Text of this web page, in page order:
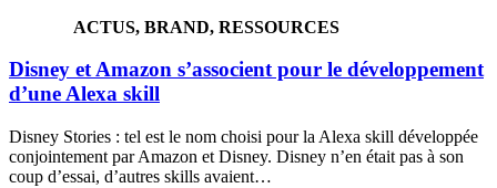
ACTUS, BRAND, RESSOURCES
Disney et Amazon s’associent pour le développement
d’une Alexa skill
Disney Stories : tel est le nom choisi pour la Alexa skill développée
conjointement par Amazon et Disney. Disney n’en était pas à son
coup d’essai, d’autres skills avaient…